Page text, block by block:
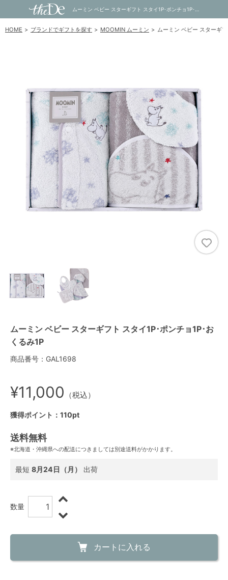
HOME ブランドでギフトを探す MOOMIN ムーミン ムーミン ベビー スターギ
ムーミン ベビー スターギフト スタイ1P･ポンチョ1P･お
くるみ1P
商品番号：GAL1698
¥11,000 （税込）
獲得ポイント：110pt
送料無料
※北海道・沖縄県への配送につきましては別途送料がかかります。
最短 8月24日（月） 出荷
数量
カートに入れる